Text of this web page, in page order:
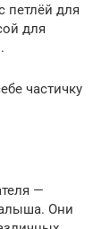
петлёй для
для
частичку
—
Они